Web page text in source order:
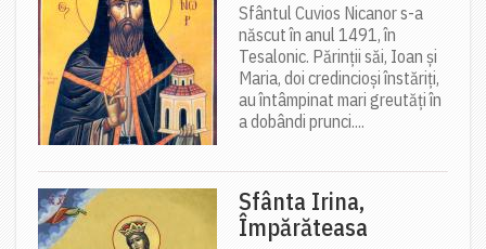
Sfântul Cuvios Nicanor s-a
născut în anul 1491, în
Tesalonic. Părinții săi, Ioan și
Maria, doi credincioși înstăriți,
au întâmpinat mari greutăți în
a dobândi prunci....
Sfânta Irina,
Împărăteasa